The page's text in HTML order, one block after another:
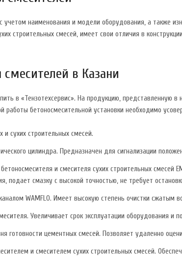
учетом наименования и модели оборудования, а также
строительных смесей, имеет свои отличия в
в Казани
в «Тензотехсервис». На продукцию, представленную в
работы бетоносмесительной установки необходимо
сухих строительных смесей.
цилиндра. Предназначен для сигнализации
и смесителя сухих строительных смесей
подает смазку с высокой точностью, не требует
WAMFLO. Имеет высокую степень очистки сжатым
Увеличивает срок эксплуатации оборудования и
готовности цементных смесей. Позволяет удаленно
и смесителем сухих строительных смесей.